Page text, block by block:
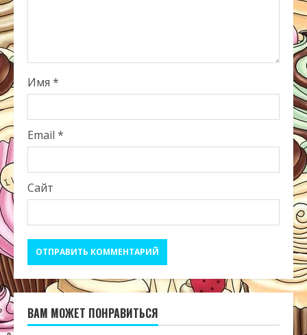
Имя *
Email *
Сайт
ВАМ МОЖЕТ ПОНРАВИТЬСЯ